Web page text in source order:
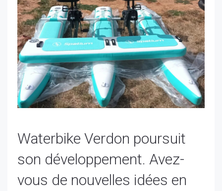
Waterbike Verdon poursuit
son développement. Avez-
vous de nouvelles idées en